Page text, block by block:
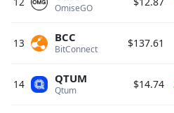
OmiseGO
13 BitConnect
BCC $137.61
14 Qtum
QTUM $14.74